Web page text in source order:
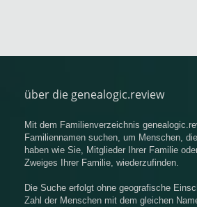
über die genealogic.review
Mit dem Familienverzeichnis
Familiennamen suchen, um Menschen,
haben wie Sie, Mitglieder Ihrer Familie
Zweiges Ihrer Familie, wiederzufinden.
Die Suche erfolgt ohne geografische
Zahl der Menschen mit dem gleichen